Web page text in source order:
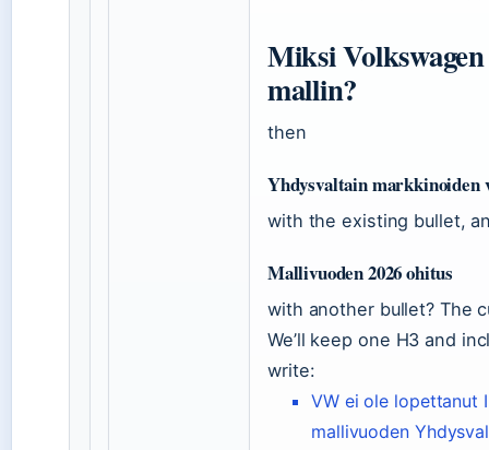
Miksi
mallin?
then
Yhdysvaltain markkinoiden
with the existing bullet,
Mallivuoden 2026 ohitus
with another bullet? The
We’ll keep one H3 and
write:
VW ei ole lopettanut
mallivuoden